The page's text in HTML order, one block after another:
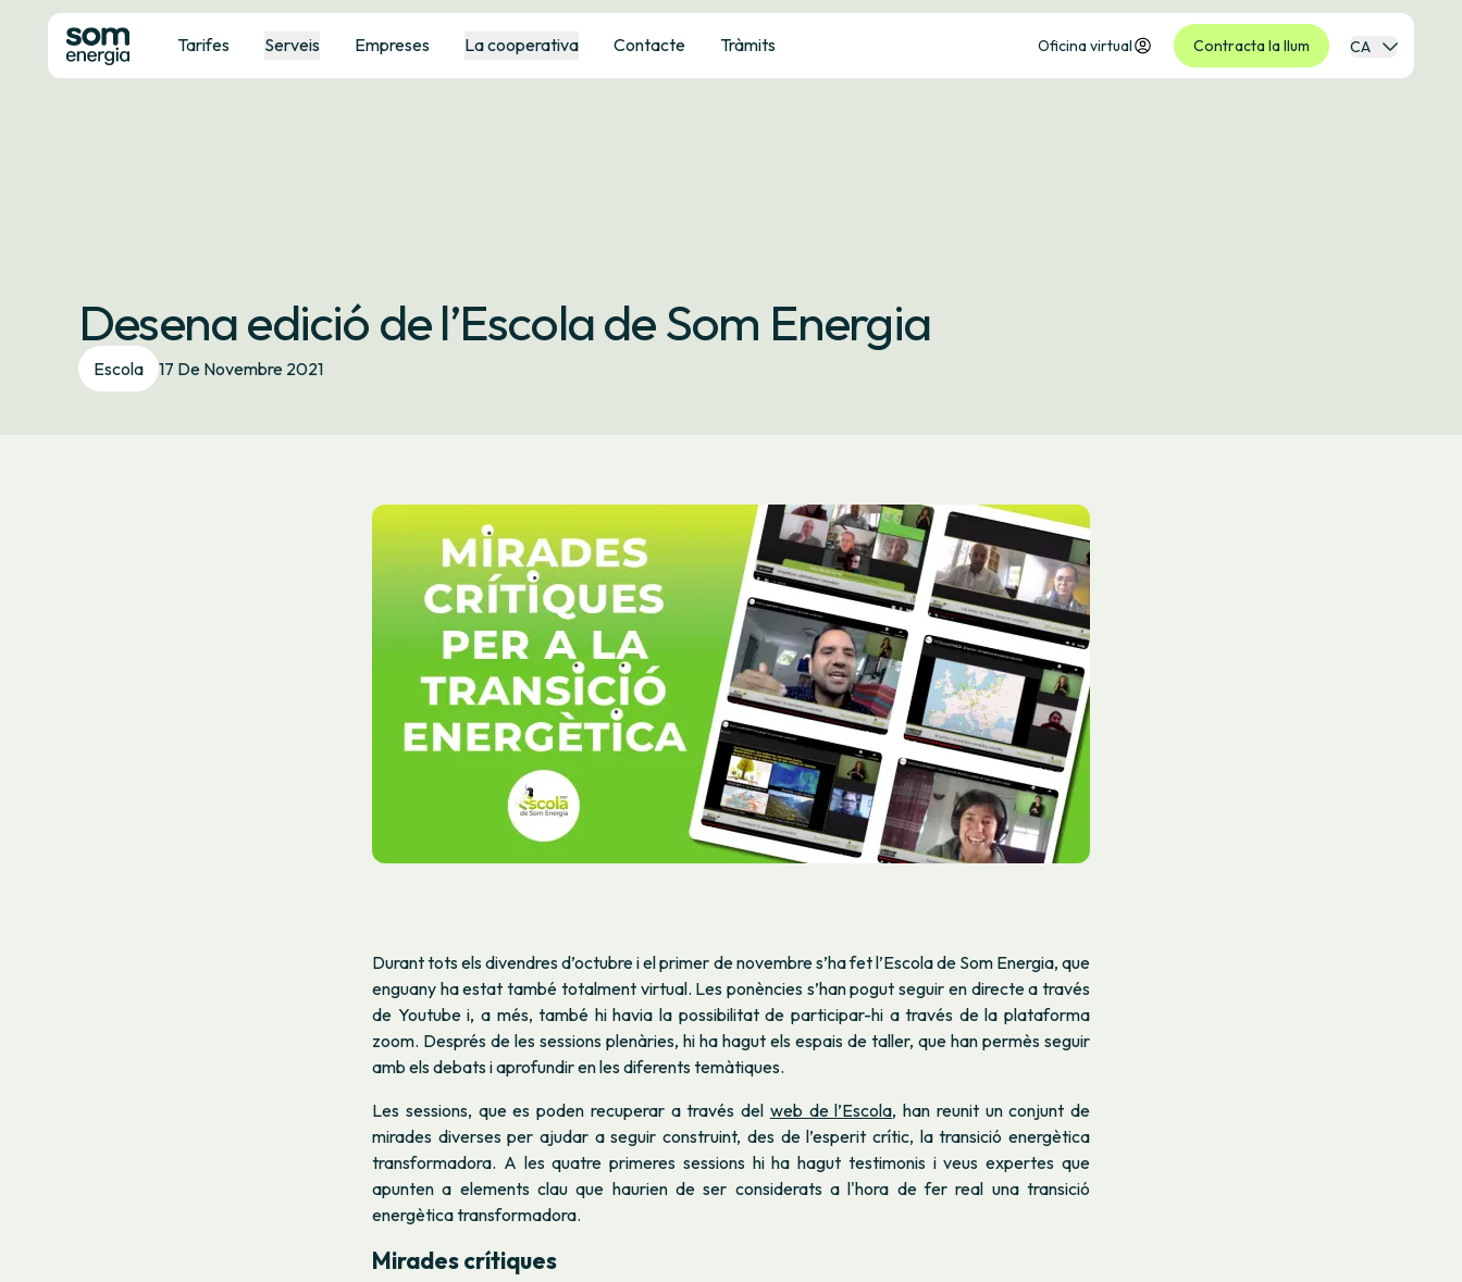
Tarifes Serveis Empreses La cooperativa Contacte Tràmits Oficina virtual Contracta la llum CA
Desena edició de l’Escola de Som Energia
Escola 17 De Novembre 2021
Durant tots els divendres d’octubre i el primer de novembre s’ha fet l’Escola de Som Energia, que
enguany ha estat també totalment virtual. Les ponències s’han pogut seguir en directe a través
de Youtube i, a més, també hi havia la possibilitat de participar-hi a través de la plataforma
zoom. Després de les sessions plenàries, hi ha hagut els espais de taller, que han permès seguir
amb els debats i aprofundir en les diferents temàtiques.
Les sessions, que es poden recuperar a través del web de l’Escola, han reunit un conjunt de
mirades diverses per ajudar a seguir construint, des de l’esperit crític, la transició energètica
transformadora. A les quatre primeres sessions hi ha hagut testimonis i veus expertes que
apunten a elements clau que haurien de ser considerats a l'hora de fer real una transició
energètica transformadora.
Mirades crítiques